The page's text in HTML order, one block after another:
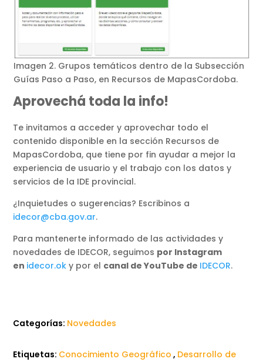
Imagen 2. Grupos temáticos dentro de la Subsección
Guías Paso a Paso, en Recursos de MapasCordoba.
Aprovechá toda la info!
Te invitamos a acceder y aprovechar todo el
contenido disponible en la sección Recursos de
MapasCordoba, que tiene por fin ayudar a mejor la
experiencia de usuario y el trabajo con los datos y
servicios de la IDE provincial.
¿Inquietudes o sugerencias? Escribinos a
idecor@cba.gov.ar.
Para mantenerte informado de las actividades y
novedades de IDECOR, seguimos por Instagram
en idecor.ok y por el canal de YouTube de IDECOR.
Categorías: Novedades
Etiquetas: Conocimiento Geográfico , Desarrollo de